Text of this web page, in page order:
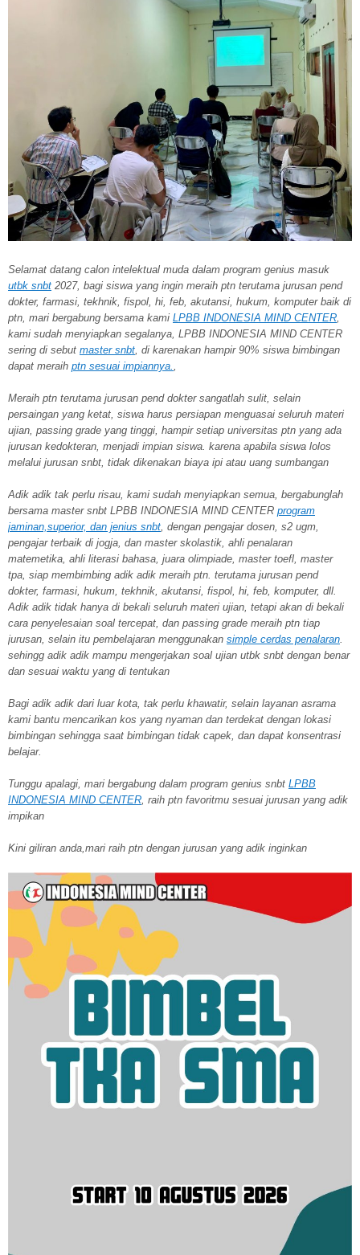
Selamat datang calon intelektual muda dalam program genius masuk
utbk snbt 2027, bagi siswa yang ingin meraih ptn terutama jurusan pend
dokter, farmasi, tekhnik, fispol, hi, feb, akutansi, hukum, komputer baik di
ptn, mari bergabung bersama kami LPBB INDONESIA MIND CENTER
kami sudah menyiapkan segalanya, LPBB INDONESIA MIND CENTER
sering di sebut master snbt , di karenakan hampir 90% siswa bimbingan
dapat meraih ptn sesuai impiannya.
Meraih ptn terutama jurusan pend dokter sangatlah sulit, selain
persaingan yang ketat, siswa harus persiapan menguasai seluruh materi
ujian, passing grade yang tinggi, hampir setiap universitas ptn yang ada
jurusan kedokteran, menjadi impian siswa. karena apabila siswa lolos
melalui jurusan snbt, tidak dikenakan biaya ipi atau uang sumbangan
Adik adik tak perlu risau, kami sudah menyiapkan semua, bergabunglah
bersama master snbt LPBB INDONESIA MIND CENTER program
jaminan,superior, dan jenius snbt , dengan pengajar dosen, s2 ugm,
pengajar terbaik di jogja, dan master skolastik, ahli penalaran
matemetika, ahli literasi bahasa, juara olimpiade, master toefl, master
tpa, siap membimbing adik adik meraih ptn. terutama jurusan pend
dokter, farmasi, hukum, tekhnik, akutansi, fispol, hi, feb, komputer, dll.
Adik adik tidak hanya di bekali seluruh materi ujian, tetapi akan di bekali
cara penyelesaian soal tercepat, dan passing grade meraih ptn tiap
jurusan, selain itu pembelajaran menggunakan simple cerdas penalaran
sehingg adik adik mampu mengerjakan soal ujian utbk snbt dengan benar
dan sesuai waktu yang di tentukan
Bagi adik adik dari luar kota, tak perlu khawatir, selain layanan asrama
kami bantu mencarikan kos yang nyaman dan terdekat dengan lokasi
bimbingan sehingga saat bimbingan tidak capek, dan dapat konsentrasi
belajar.
Tunggu apalagi, mari bergabung dalam program genius snbt LPBB
INDONESIA MIND CENTER , raih ptn favoritmu sesuai jurusan yang adik
impikan
Kini giliran anda,mari raih ptn dengan jurusan yang adik inginkan